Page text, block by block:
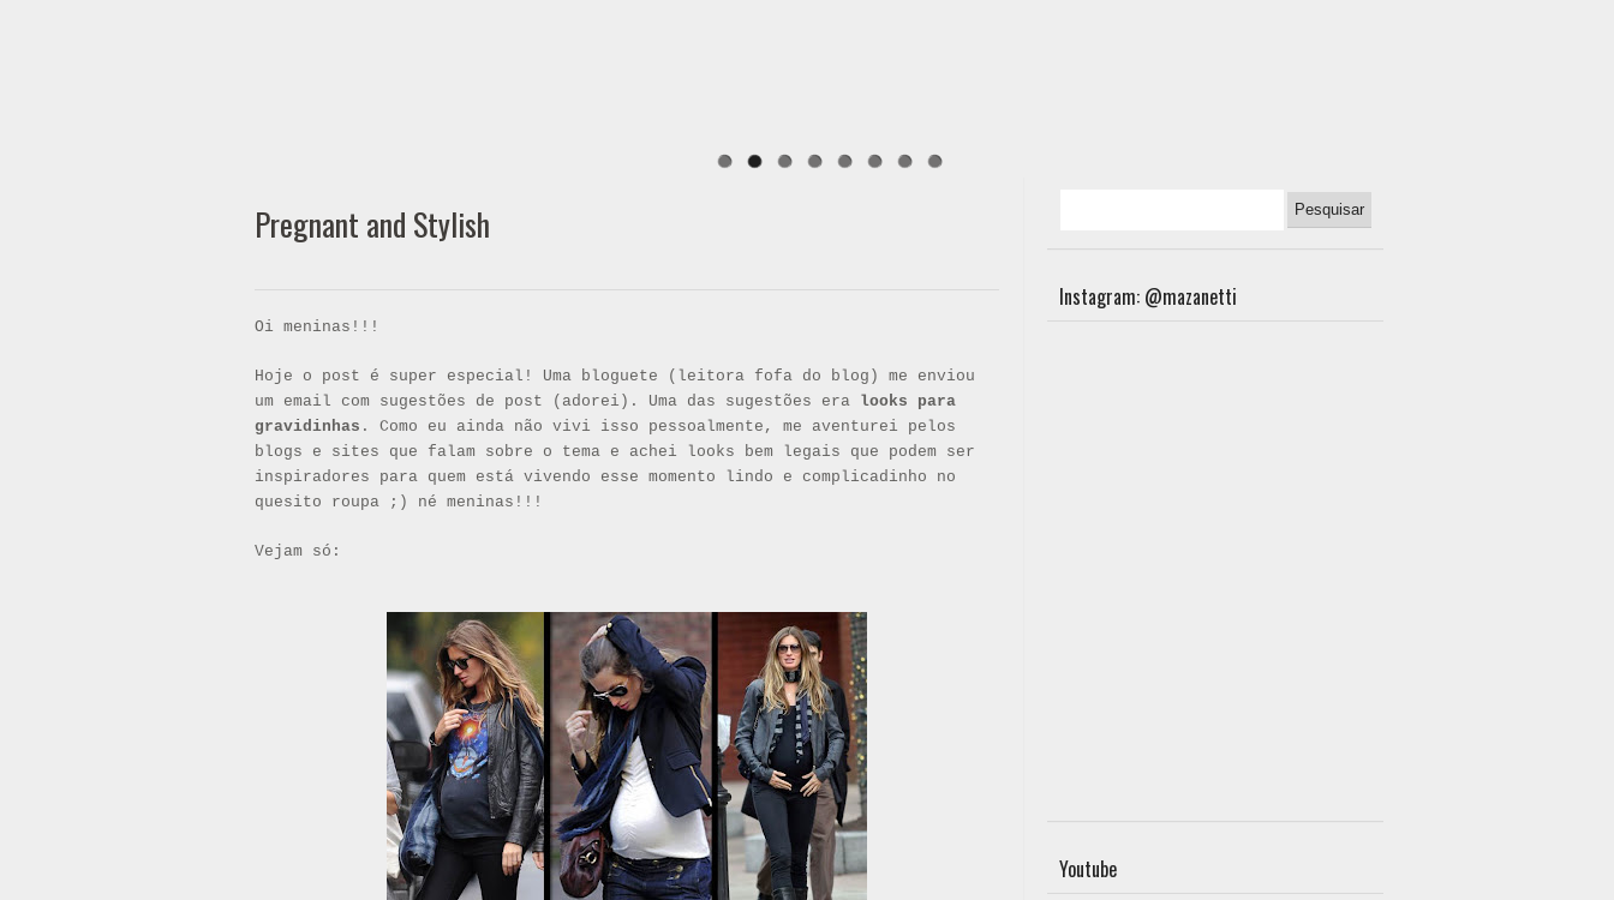
Pregnant and Stylish
Oi meninas!!!
Hoje o post é super especial! Uma bloguete (leitora fofa do blog) me enviou
um email com sugestões de post (adorei). Uma das sugestões era looks para
gravidinhas . Como eu ainda não vivi isso pessoalmente, me aventurei pelos
blogs e sites que falam sobre o tema e achei looks bem legais que podem ser
inspiradores para quem está vivendo esse momento lindo e complicadinho no
quesito roupa ;) né meninas!!!
Vejam só:
Instagram: @mazanetti
Youtube